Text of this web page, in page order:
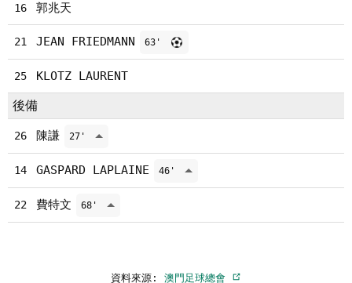
16 郭兆天
21 JEAN FRIEDMANN 63'
25 KLOTZ LAURENT
後備
26 陳謙 27'
14 GASPARD LAPLAINE 46'
22 費特文 68'
資料來源: 澳門足球總會